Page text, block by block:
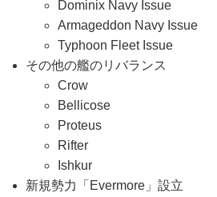
Dominix Navy Issue
Armageddon Navy Issue
Typhoon Fleet Issue
その他の艦のリバランス
Crow
Bellicose
Proteus
Rifter
Ishkur
新規勢力「Evermore」設立